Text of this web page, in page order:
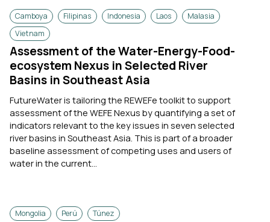
Camboya Filipinas Indonesia Laos
Malasia
Vietnam
Assessment of the Water-Energy-Food-
ecosystem Nexus in Selected River
Basins in Southeast Asia
FutureWater is tailoring the REWEFe toolkit to support
assessment of the WEFE Nexus by quantifying a set of
indicators relevant to the key issues in seven selected
river basins in Southeast Asia. This is part of a broader
baseline assessment of competing uses and users of
water in the current...
Mongolia Perú Túnez